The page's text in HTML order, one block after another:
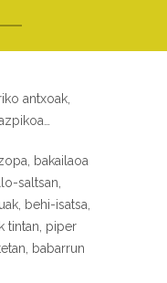
antxoak,
bakailaoa
saltsan,
behi-isatsa,
tintan, piper
babarrun